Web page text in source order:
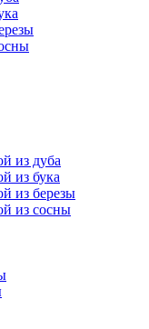
из дуба
из бука
из березы
из сосны